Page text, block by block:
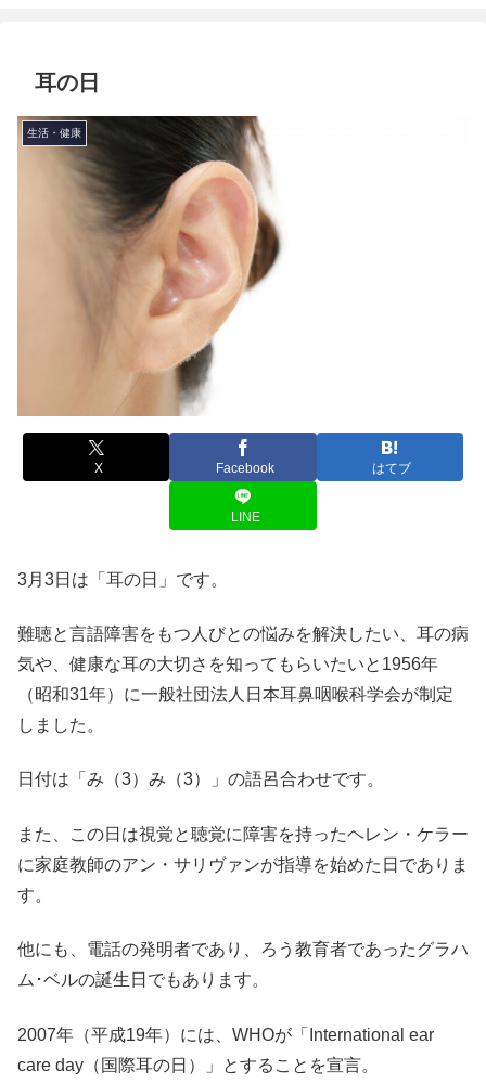
耳の日
生活・健康
X Facebook はてブ
LINE
3月3日は「耳の日」です。
難聴と言語障害をもつ人びとの悩みを解決したい、耳の病
気や、健康な耳の大切さを知ってもらいたいと1956年
（昭和31年）に一般社団法人日本耳鼻咽喉科学会が制定
しました。
日付は「み（3）み（3）」の語呂合わせです。
また、この日は視覚と聴覚に障害を持ったヘレン・ケラー
に家庭教師のアン・サリヴァンが指導を始めた日でありま
す。
他にも、電話の発明者であり、ろう教育者であったグラハ
ム･ベルの誕生日でもあります。
2007年（平成19年）には、WHOが「International ear
care day（国際耳の日）」とすることを宣言。